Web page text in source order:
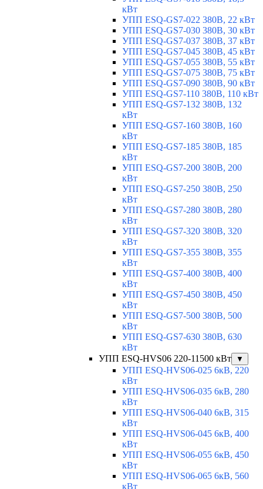
кВт
УПП ESQ-GS7-022 380В, 22 кВт
УПП ESQ-GS7-030 380В, 30 кВт
УПП ESQ-GS7-037 380В, 37 кВт
УПП ESQ-GS7-045 380В, 45 кВт
УПП ESQ-GS7-055 380В, 55 кВт
УПП ESQ-GS7-075 380В, 75 кВт
УПП ESQ-GS7-090 380В, 90 кВт
УПП ESQ-GS7-110 380В, 110 кВт
УПП ESQ-GS7-132 380В, 132
кВт
УПП ESQ-GS7-160 380В, 160
кВт
УПП ESQ-GS7-185 380В, 185
кВт
УПП ESQ-GS7-200 380В, 200
кВт
УПП ESQ-GS7-250 380В, 250
кВт
УПП ESQ-GS7-280 380В, 280
кВт
УПП ESQ-GS7-320 380В, 320
кВт
УПП ESQ-GS7-355 380В, 355
кВт
УПП ESQ-GS7-400 380В, 400
кВт
УПП ESQ-GS7-450 380В, 450
кВт
УПП ESQ-GS7-500 380В, 500
кВт
УПП ESQ-GS7-630 380В, 630
кВт
УПП ESQ-HVS06 220-11500 кВт
▼
УПП ESQ-HVS06-025 6кВ, 220
кВт
УПП ESQ-HVS06-035 6кВ, 280
кВт
УПП ESQ-HVS06-040 6кВ, 315
кВт
УПП ESQ-HVS06-045 6кВ, 400
кВт
УПП ESQ-HVS06-055 6кВ, 450
кВт
УПП ESQ-HVS06-065 6кВ, 560
кВт